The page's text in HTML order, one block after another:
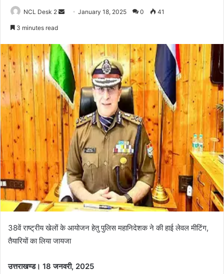
NCL Desk 2
a
n
m
a
January 18, 2025 0 41
3 minutes read
38वें राष्ट्रीय खेलों के आयोजन हेतु पुलिस महानिदेशक ने की हाई लेवल मीटिंग,
तैयारियों का लिया जायजा
उत्तराखण्ड। 18 जनवरी, 2025